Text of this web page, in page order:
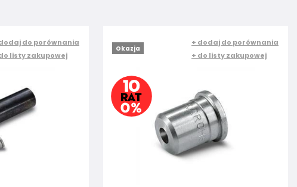
do porównania
listy zakupowej
Okazja
+ dodaj do porównania
+ do listy zakupowej